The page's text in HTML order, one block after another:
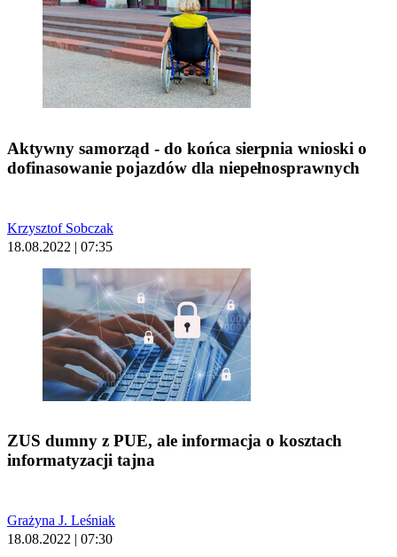
Aktywny samorząd - do końca sierpnia wnioski o
dofinasowanie pojazdów dla niepełnosprawnych
Krzysztof Sobczak
18.08.2022 | 07:35
ZUS dumny z PUE, ale informacja o kosztach
informatyzacji tajna
Grażyna J. Leśniak
18.08.2022 | 07:30